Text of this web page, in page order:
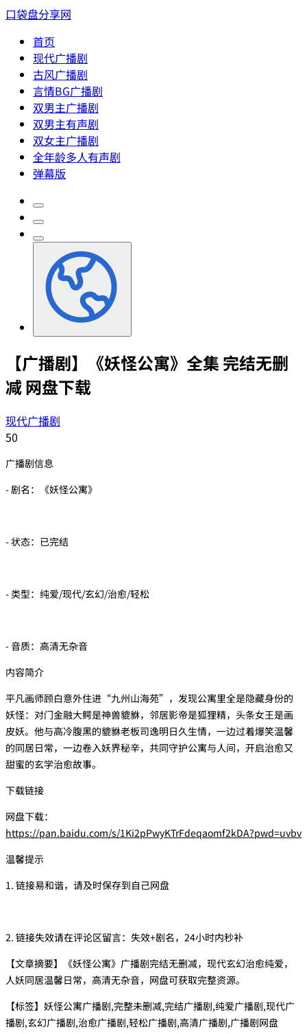
口袋盘分享网
首页
现代广播剧
古风广播剧
言情BG广播剧
双男主广播剧
双男主有声剧
双女主广播剧
全年龄多人有声剧
弹幕版
【广播剧】《妖怪公寓》全集 完结无删
减 网盘下载
现代广播剧
50
广播剧信息
- 剧名：《妖怪公寓》
- 状态：已完结
- 类型：纯爱/现代/玄幻/治愈/轻松
- 音质：高清无杂音
内容简介
平凡画师顾白意外住进“九州山海苑”，发现公寓里全是隐藏身份的
妖怪：对门金融大鳄是神兽貔貅，邻居影帝是狐狸精，头条女王是画
皮妖。他与高冷腹黑的貔貅老板司逸明日久生情，一边过着爆笑温馨
的同居日常，一边卷入妖界秘辛，共同守护公寓与人间，开启治愈又
甜蜜的玄学治愈故事。
下载链接
网盘下载：
https://pan.baidu.com/s/1Ki2pPwyKTrFdeqaomf2kDA?pwd=uvbv
温馨提示
1. 链接易和谐，请及时保存到自己网盘
2. 链接失效请在评论区留言：失效+剧名，24小时内秒补
【文章摘要】《妖怪公寓》广播剧完结无删减，现代玄幻治愈纯爱，
人妖同居温馨日常，高清无杂音，网盘可获取完整资源。
【标签】妖怪公寓广播剧,完整未删减,完结广播剧,纯爱广播剧,现代广
播剧,玄幻广播剧,治愈广播剧,轻松广播剧,高清广播剧,广播剧网盘